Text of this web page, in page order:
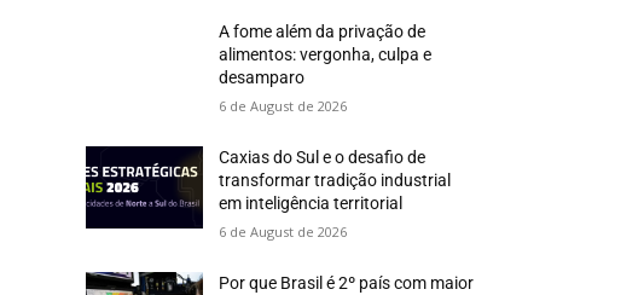
A fome além da privação de
alimentos: vergonha, culpa e
desamparo
6 de August de 2026
Caxias do Sul e o desafio de
transformar tradição industrial
em inteligência territorial
6 de August de 2026
Por que Brasil é 2º país com maior